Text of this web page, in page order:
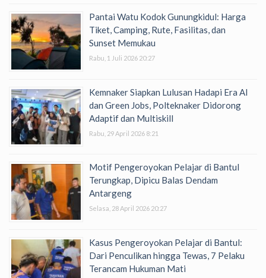
Pantai Watu Kodok Gunungkidul: Harga
Tiket, Camping, Rute, Fasilitas, dan
Sunset Memukau
Rabu, 1 Juli 2026 20:27
Kemnaker Siapkan Lulusan Hadapi Era AI
dan Green Jobs, Polteknaker Didorong
Adaptif dan Multiskill
Rabu, 29 April 2026 8:21
Motif Pengeroyokan Pelajar di Bantul
Terungkap, Dipicu Balas Dendam
Antargeng
Selasa, 28 April 2026 20:27
Kasus Pengeroyokan Pelajar di Bantul:
Dari Penculikan hingga Tewas, 7 Pelaku
Terancam Hukuman Mati